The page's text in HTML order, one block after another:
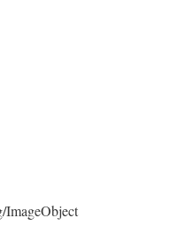
ImageObject